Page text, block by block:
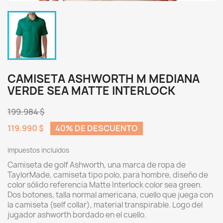
CAMISETA ASHWORTH M MEDIANA
VERDE SEA MATTE INTERLOCK
199.984 $
119.990 $
40% DE DESCUENTO
Impuestos incluidos
Camiseta de golf Ashworth, una marca de ropa de
TaylorMade, camiseta tipo polo, para hombre, diseño de
color sólido referencia Matte Interlock color sea green.
Dos botones, talla normal americana, cuello que juega con
la camiseta (self collar), material transpirable. Logo del
jugador ashworth bordado en el cuello.